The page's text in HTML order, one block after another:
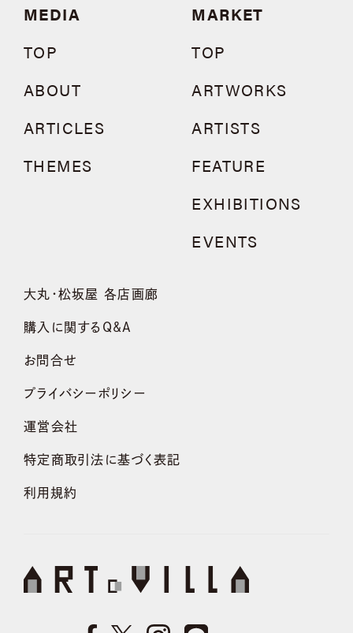
MEDIA
TOP
ABOUT
ARTICLES
THEMES
MARKET
TOP
ARTWORKS
ARTISTS
FEATURE
EXHIBITIONS
EVENTS
大丸・松坂屋 各店画廊
購入に関するQ&A
お問合せ
プライバシーポリシー
運営会社
特定商取引法に基づく表記
利用規約